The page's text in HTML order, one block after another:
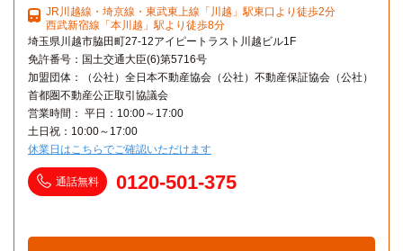
JR川越線・埼京線・東武東上線「川越」駅東口より徒歩2分
西武新宿線「本川越」駅より徒歩8分
埼玉県川越市脇田町27-12アイピートラスト川越ビル1F
免許番号：国土交通大臣(6)第5716号
加盟団体：（公社）全日本不動産協会（公社）不動産保証協会（公社）
首都圏不動産公正取引協議会
営業時間： 平日：10:00～17:00
土日祝：10:00～17:00
休業日はこちらでご確認いただけます
通話無料 0120-501-375